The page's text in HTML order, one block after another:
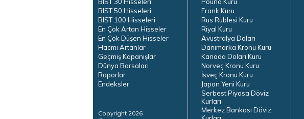
BIST 50 Hisseleri
BIST 100 Hisseleri
En Çok Artan Hisseler
En Çok Düşen Hisseler
Hacmi Artanlar
Geçmiş Kapanışlar
Dünya Borsaları
Raporlar
Endeksler
Copyright 2026
Frank Kuru
Rus Rublesi Kuru
Riyal Kuru
Avustralya Doları
Danimarka Kronu Kuru
Kanada Doları Kuru
Norveç Kronu Kuru
İsveç Kronu Kuru
Japon Yeni Kuru
Serbest Piyasa Döviz
Kurları
Merkez Bankası Döviz